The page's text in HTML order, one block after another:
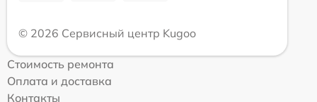
© 2026 Сервисный центр Kugoo
Стоимость ремонта
Оплата и доставка
Контакты